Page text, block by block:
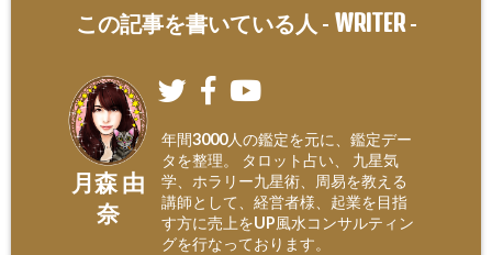
この記事を書いている人 - WRITER-
月森 由
奈
年間3000人の鑑定を元に、鑑定デー
タを整理。 タロット占い、 九星気
学、ホラリー九星術、周易を教える
講師として、経営者様、起業を目指
す方に売上をUP風水コンサルティン
グを行なっております。